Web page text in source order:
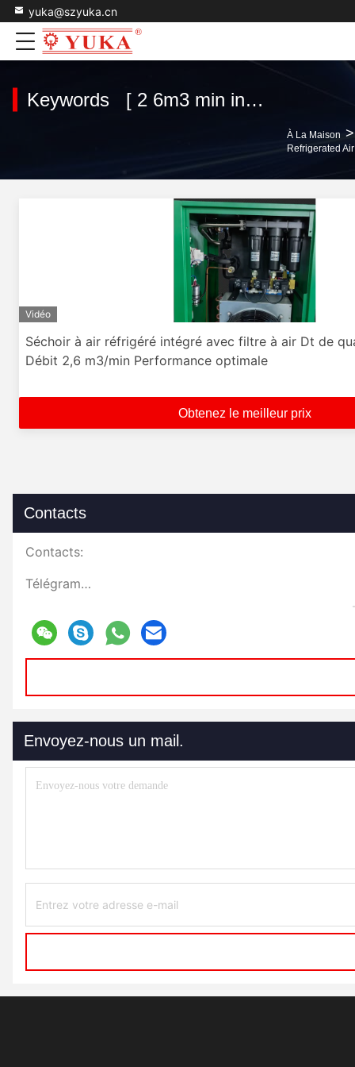
yuka@szyuka.cn
Keywords [ 2 6m3 min integrated refrigerated air dryer ] Match 1 produits
À La Maison >
Refrigerated
Vidéo
Séchoir à air réfrigéré intégré avec filtre à air Dt de
Débit 2,6 m3/min Performance optimale
Obtenez le meilleur prix
Contacts
Contacts:
Télégramme:
Envoyez-nous un mail.